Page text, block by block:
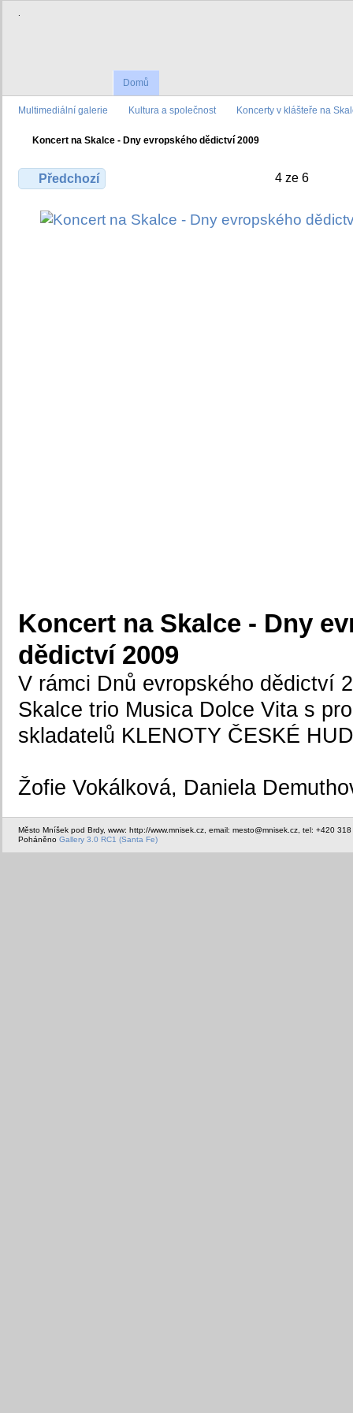
.
Domů
Multimediální galerie Kultura a společnost Koncerty v klášteře na
Koncert na Skalce - Dny evropského dědictví 2009
Předchozí 4 ze 6
Koncert na Skalce - Dny
dědictví 2009
V rámci Dnů evropského dědictví
Skalce trio Musica Dolce Vita s
skladatelů KLENOTY ČESKÉ
Žofie Vokálková, Daniela
Město Mníšek pod Brdy, www: http://www.mnisek.cz, email: mesto@mnisek.cz, tel: +420
Poháněno Gallery 3.0 RC1 (Santa Fe)